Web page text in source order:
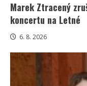
Marek Ztracený
koncertu na Letné
6. 8. 2026